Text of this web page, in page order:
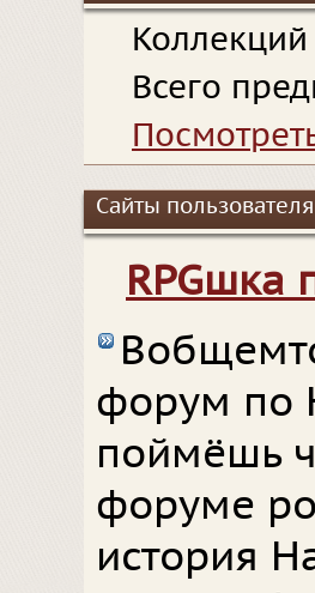
Всего
Сайты
RPGшка
форум по
поймёшь
форуме
история